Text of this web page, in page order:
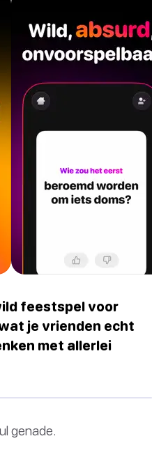
feestspel voor
je vrienden echt
met allerlei
genade.